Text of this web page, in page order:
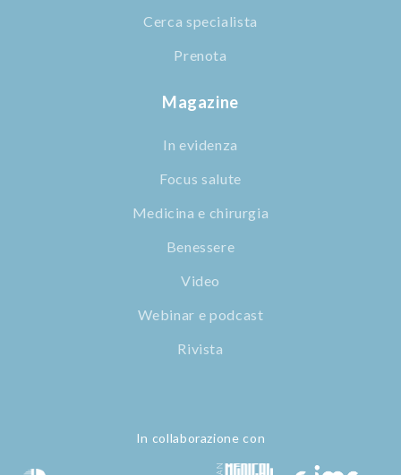
Cerca specialista
Prenota
Magazine
In evidenza
Focus salute
Medicina e chirurgia
Benessere
Video
Webinar e podcast
Rivista
In collaborazione con